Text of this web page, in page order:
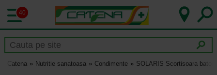
40
Catena Nutritie sanatoasa Condimente SOLARIS Scortisoara